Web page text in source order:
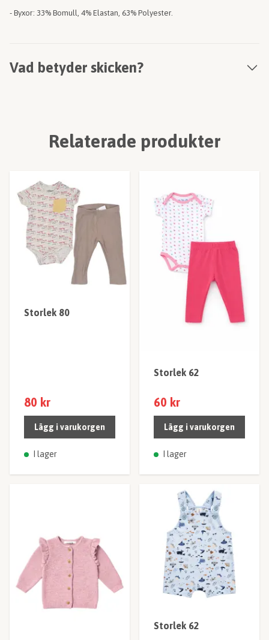
- Byxor: 33% Bomull, 4% Elastan, 63% Polyester.
Vad betyder skicken?
Relaterade produkter
Storlek 80
80 kr
Lägg i varukorgen
I lager
Storlek 62
60 kr
Lägg i varukorgen
I lager
Storlek 62